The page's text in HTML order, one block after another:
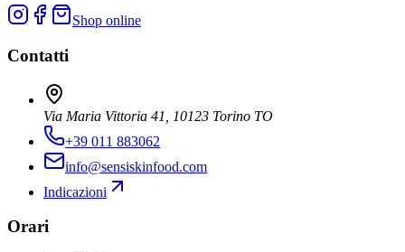
Shop online
Contatti
Via Maria Vittoria 41, 10123 Torino TO
+39 011 883062
info@sensiskinfood.com
Indicazioni
Orari